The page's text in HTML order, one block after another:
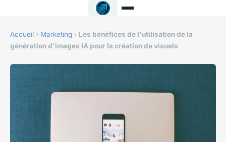
Accueil › Marketing › Les bénéfices de l'utilisation de la
génération d'images IA pour la création de visuels